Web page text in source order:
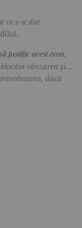
ce s-a dat
justific acest zvon,
vânzarea și…
dacă